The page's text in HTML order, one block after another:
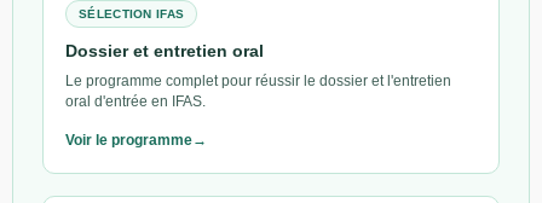
SÉLECTION IFAS
Dossier et entretien oral
Le programme complet pour réussir le dossier et l'entretien
oral d'entrée en IFAS.
Voir le programme